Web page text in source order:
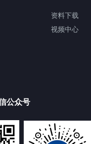
单元
温系统
箱
资料下载
视频中心
公众号